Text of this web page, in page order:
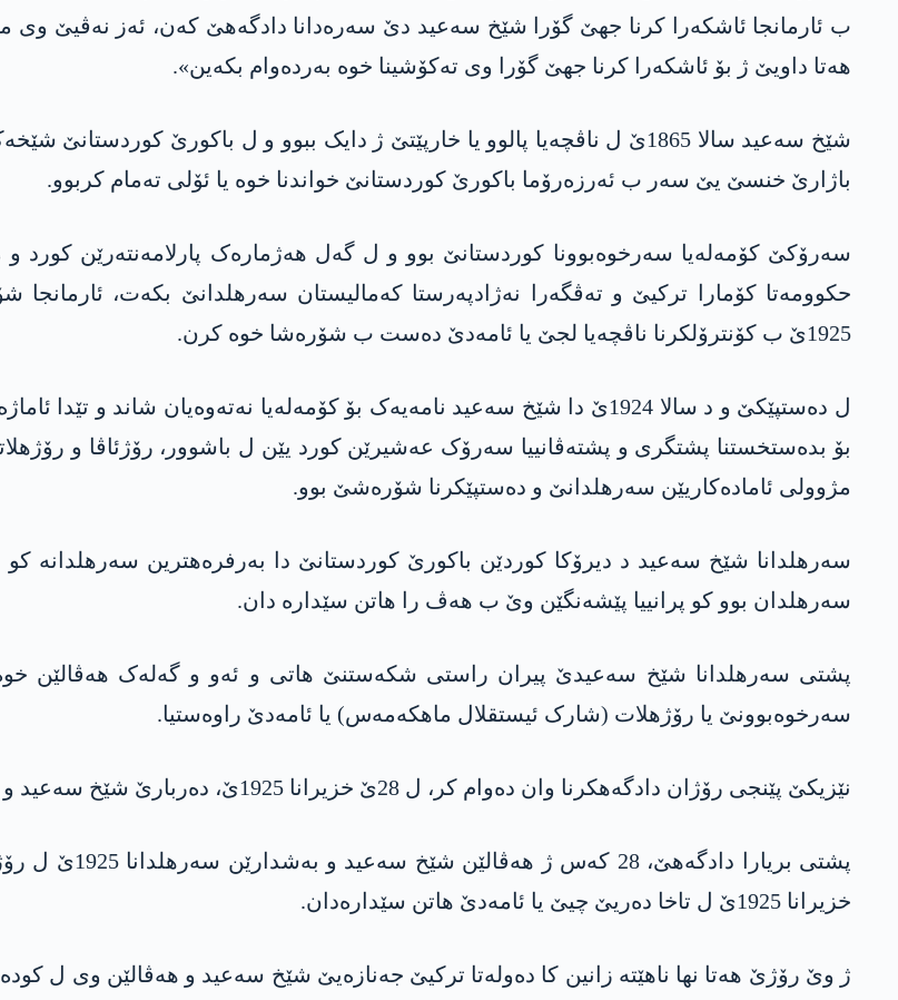
ب ئارمانجا ئاشکەرا کرنا جهێ گۆرا شێخ سه‌عید دێ سه‌ره‌دانا دادگەهێ كه‌ن، ئەز نەڤیێ وی
هەتا داویێ ژ بۆ ئاشکەرا کرنا جهێ گۆرا وی تەکۆشینا خوە بەردەوام بکه‌ین».
شێخ سه‌عید سالا 1865ێ ل ناڤچەیا پالوو یا خارپێتێ ژ دایک ببوو و ل باکورێ
باژارێ خنسێ یێ سەر ب ئەرزەرۆما باکورێ کوردستانێ خواندنا خوە یا ئۆلی ته‌مام كربوو.
سەرۆکێ کۆمەلەیا سەرخوەبوونا کوردستانێ بوو و ل گەل هەژمارەک پارلامەنتەرێن
1925ێ ب کۆنترۆلکرنا ناڤچەیا لجێ یا ئامەدێ دەست ب شۆرەشا خوە کرن.
ل دەستپێکێ و د سالا 1924ێ دا شێخ سه‌عید نامەیەک بۆ کۆمەلەیا نەتەوه‌یان
بۆ بدەستخستنا پشتگری و پشتەڤانییا سەرۆک عەشیرێن کورد یێن ل باشوور، رۆژئاڤا و
مژوولی ئامادەکاریێن سەرهلدانێ و دەستپێکرنا شۆرەشێ بوو.
سەرهلدان بوو کو پرانییا پێشەنگێن وێ ب هەڤ را هاتن سێداره‌ دان.
سەرخوەبوونێ یا رۆژهلات (شارک ئیستقلال ماهكه‌مه‌س) یا ئامەدێ راوه‌ستیا.
نێزیکێ پێنجی رۆژان دادگه‌هكرنا وان دەوام کر، ل 28ێ خزیرانا 1925ێ، دەربارێ شێخ سه‌عید و 46 هەڤالێن وی دا دادگەهێ بریارا سێداره‌دانێ دا.
خزیرانا 1925ێ ل تاخا دەریێ چیێ یا ئامەدێ هاتن سێداره‌دان.
ژ وێ رۆژێ هەتا نها ناهێته‌ زانین کا دەولەتا ترکیێ جەنازەیێ شێخ سه‌عید و هەڤالێن وی ل